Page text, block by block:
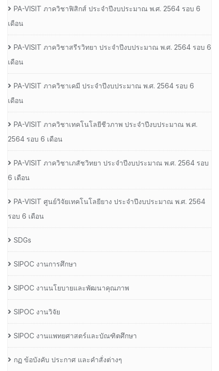
PA-VISIT ภาควิชาฟิสิกส์ ประจำปีงบประมาณ พ.ศ. 2564 รอบ 6
เดือน
PA-VISIT ภาควิชาสรีรวิทยา ประจำปีงบประมาณ พ.ศ. 2564 รอบ 6
เดือน
PA-VISIT ภาควิชาเคมี ประจำปีงบประมาณ พ.ศ. 2564 รอบ 6
เดือน
PA-VISIT ภาควิชาเทคโนโลยีชีวภาพ ประจำปีงบประมาณ พ.ศ.
2564 รอบ 6 เดือน
PA-VISIT ภาควิชาเภสัชวิทยา ประจำปีงบประมาณ พ.ศ. 2564 รอบ
6 เดือน
PA-VISIT ศูนย์วิจัยเทคโนโลยียาง ประจำปีงบประมาณ พ.ศ. 2564
รอบ 6 เดือน
SDGs
SIPOC งานการศึกษา
SIPOC งานนโยบายและพัฒนาคุณภาพ
SIPOC งานวิจัย
SIPOC งานแพทยศาสตร์และบัณฑิตศึกษา
กฏ ข้อบังคับ ประกาศ และคำสั่งต่างๆ